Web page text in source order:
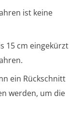
ist keine
15 cm eingekürzt
ein Rückschnitt
werden, um die